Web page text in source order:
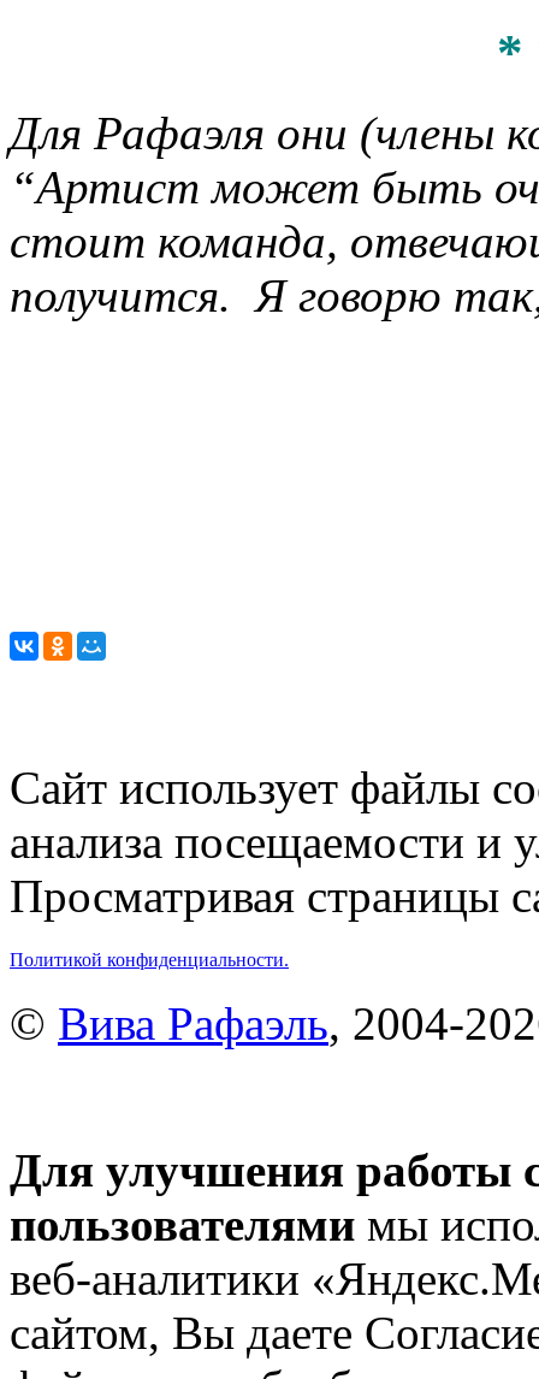
*
Для Рафаэля они (члены
“Артист может быть
стоит команда,
получится. Я говорю
Сайт использует файлы
анализа посещаемости и
Просматривая страницы
Политикой конфиденциальности.
© Вива Рафаэль, 2004-
Для улучшения работы
пользователями мы
веб-аналитики
сайтом, Вы даете